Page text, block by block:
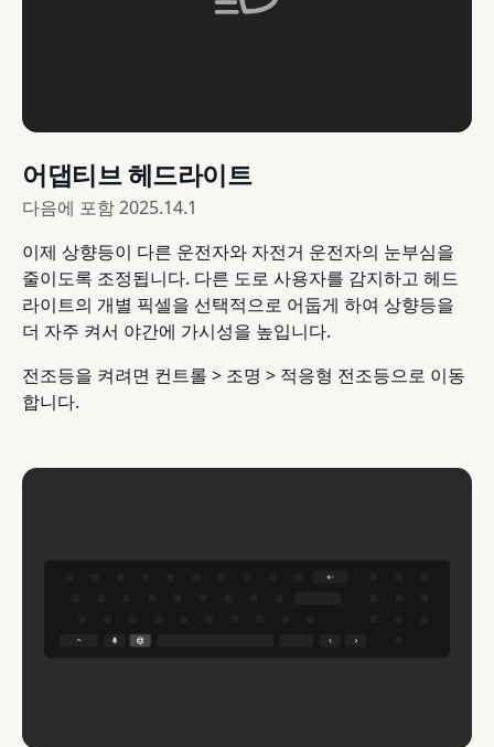
어댑티브 헤드라이트
다음에 포함2025.14.1
이제 상향등이 다른 운전자와 자전거 운전자의 눈부심을
줄이도록 조정됩니다. 다른 도로 사용자를 감지하고 헤드
라이트의 개별 픽셀을 선택적으로 어둡게 하여 상향등을
더 자주 켜서 야간에 가시성을 높입니다.
전조등을 켜려면 컨트롤 > 조명 > 적응형 전조등으로 이동
합니다.